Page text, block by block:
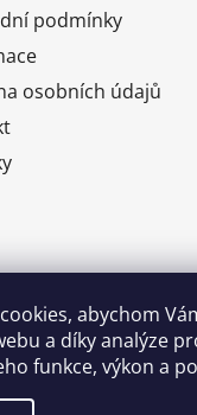
abychom
a díky analýze
funkce, výkon a
podmínky
osobních údajů